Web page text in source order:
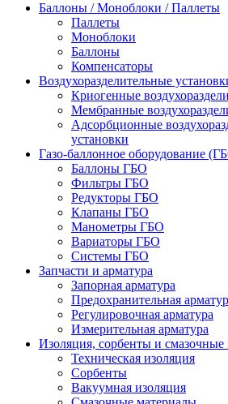
Баллоны / Моноблоки / Паллеты
Паллеты
Моноблоки
Баллоны
Компенсаторы
Воздухоразделительные
Криогенные
Мембранные
Адсорбционные
установки
Газо-баллонное оборудование
Баллоны ГБО
Фильтры ГБО
Редукторы ГБО
Клапаны ГБО
Манометры ГБО
Вариаторы ГБО
Системы ГБО
Запчасти и арматура
Запорная арматура
Предохранительная
Регулировочная арматура
Измерительная арматура
Изоляция, сорбенты и смазочные
Техническая изоляция
Сорбенты
Вакуумная изоляция